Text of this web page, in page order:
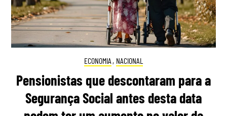
ECONOMIA , NACIONAL
Pensionistas que descontaram para a
Segurança Social antes desta data